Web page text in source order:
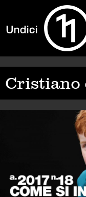
Cristiano